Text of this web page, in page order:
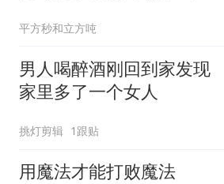
平方秒和立方吨
男人喝醉酒刚回到家发现
家里多了一个女人
挑灯剪辑 1跟贴
用魔法才能打败魔法